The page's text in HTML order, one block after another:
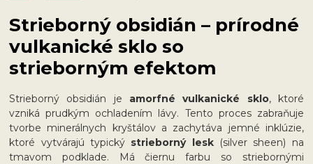
Strieborný obsidián – prírodné
vulkanické sklo so
strieborným efektom
Strieborný obsidián je amorfné vulkanické sklo, ktoré
vzniká prudkým ochladením lávy. Tento proces zabraňuje
tvorbe minerálnych kryštálov a zachytáva jemné inklúzie,
ktoré vytvárajú typický strieborný lesk(silver sheen) na
tmavom podklade. Má čiernu farbu so striebornými